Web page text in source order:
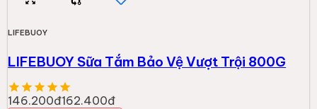
LIFEBUOY
LIFEBUOY Sữa Tắm Bảo Vệ Vượt Trội 800G
146.200đ162.400đ